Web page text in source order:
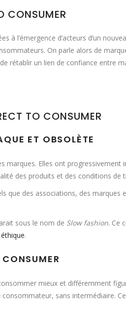
CONSUMER
à l’émergence d’acteurs d’un
On parle alors de
rétablir un lien de confiance entre
TO CONSUMER
ET OBSOLÈTE
marques. Elles ont
des produits et des conditions de
que des associations, des
sous le nom de Slow fashion. Ce
éthique.
mieux et différemment
sans intermédiaire.